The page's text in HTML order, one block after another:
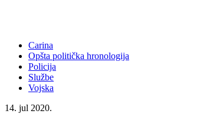
Carina
Opšta politička hronologija
Policija
Službe
Vojska
14. jul 2020.